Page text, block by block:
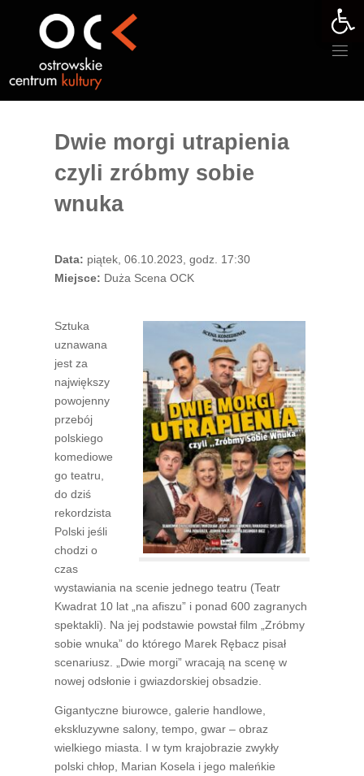
Dwie morgi utrapienia
czyli zróbmy sobie
wnuka
Data: piątek, 06.10.2023, godz. 17:30
Miejsce: Duża Scena OCK
Sztuka
uznawana
jest za
największy
powojenny
przebój
polskiego
komediowe
go teatru,
do dziś
rekordzista
Polski jeśli
chodzi o
czas
wystawiania na scenie jednego teatru (Teatr
Kwadrat 10 lat „na afiszu” i ponad 600 zagranych
spektakli). Na jej podstawie powstał film „Zróbmy
sobie wnuka” do którego Marek Rębacz pisał
scenariusz. „Dwie morgi” wracają na scenę w
nowej odsłonie i gwiazdorskiej obsadzie.
Gigantyczne biurowce, galerie handlowe,
ekskluzywne salony, tempo, gwar – obraz
wielkiego miasta. I w tym krajobrazie zwykły
polski chłop, Marian Kosela i jego maleńkie